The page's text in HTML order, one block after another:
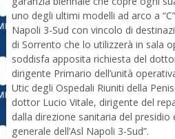
uno degli ultimi modelli ad arco a
Napoli 3-Sud con vincolo di
di Sorrento che lo utilizzerà in sala
soddisfa apposita richiesta del
dirigente Primario dell’unità
Utic degli Ospedali Riuniti della
dottor Lucio Vitale, dirigente del
dalla direzione sanitaria del
generale dell’Asl Napoli 3-Sud”.